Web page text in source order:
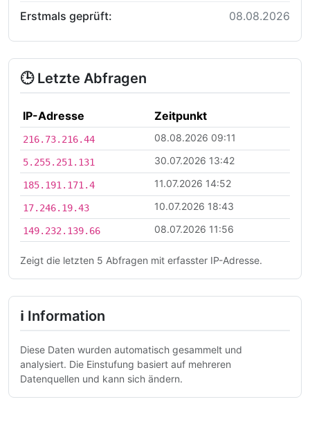
Erstmals geprüft: 08.08.2026
🕒 Letzte Abfragen
IP-Adresse Zeitpunkt
216.73.216.44 08.08.2026 09:11
5.255.251.131 30.07.2026 13:42
185.191.171.4 11.07.2026 14:52
17.246.19.43 10.07.2026 18:43
149.232.139.66 08.07.2026 11:56
Zeigt die letzten 5 Abfragen mit erfasster IP-Adresse.
ℹ Information
Diese Daten wurden automatisch gesammelt und
analysiert. Die Einstufung basiert auf mehreren
Datenquellen und kann sich ändern.